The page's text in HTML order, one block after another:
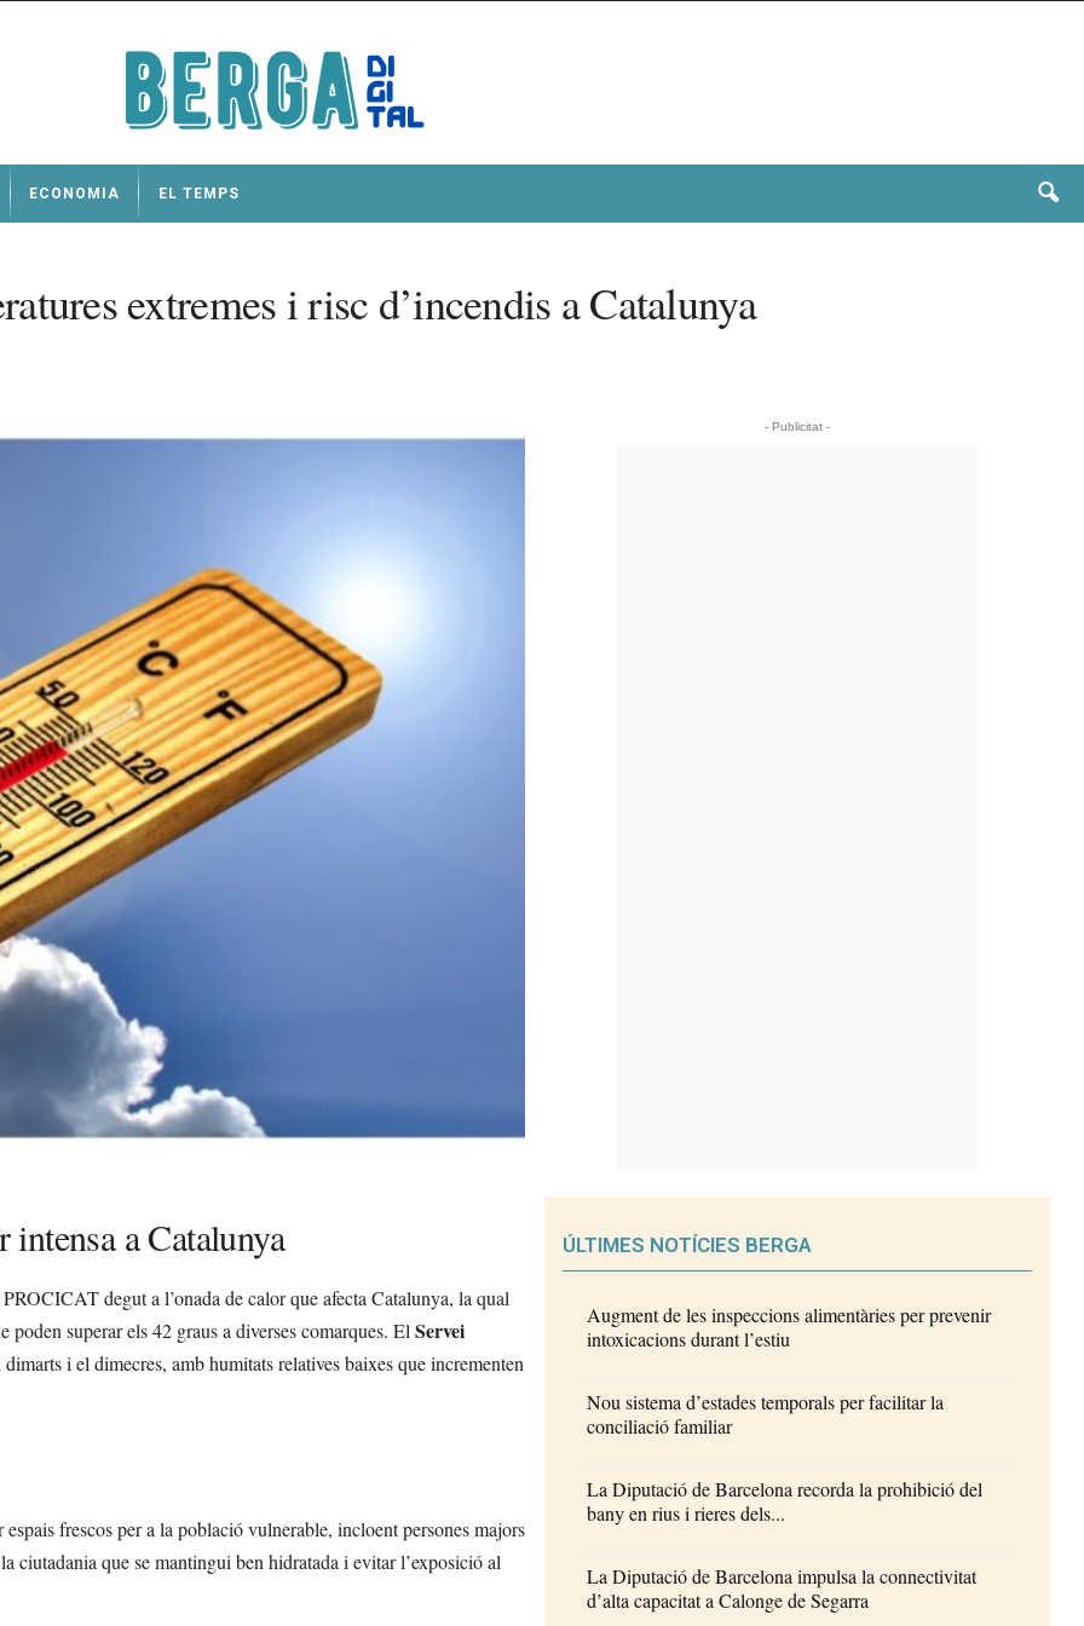
ECONOMIA EL TEMPS
extremes i risc d’incendis a Catalunya
a Catalunya
degut a l’onada de calor que afecta Catalunya, la qual
superar els 42 graus a diverses comarques. El Servei
i el dimecres, amb humitats relatives baixes que incrementen
frescos per a la població vulnerable, incloent persones majors
ciutadania que se mantingui ben hidratada i evitar l’exposició al
- Publicitat -
ÚLTIMES NOTÍCIES BERGA
Augment de les inspeccions alimentàries per prevenir
intoxicacions durant l’estiu
Nou sistema d’estades temporals per facilitar la
conciliació familiar
La Diputació de Barcelona recorda la prohibició del
bany en rius i rieres dels...
La Diputació de Barcelona impulsa la connectivitat
d’alta capacitat a Calonge de Segarra